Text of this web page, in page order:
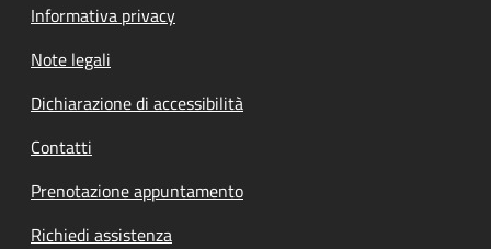
Informativa privacy
Note legali
Dichiarazione di accessibilità
Contatti
Prenotazione appuntamento
Richiedi assistenza